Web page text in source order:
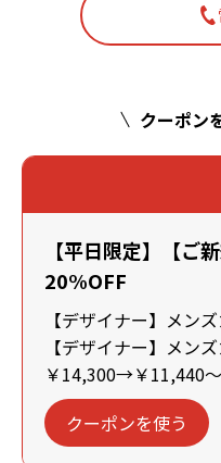
クーポン
【平日限定】【ご
20%OFF
【デザイナー】メン
【デザイナー】メン
￥14,300→￥11,440～
クーポンを使う